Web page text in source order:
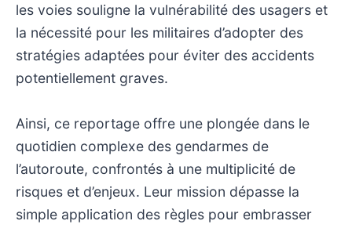
les voies souligne la vulnérabilité des usagers et
la nécessité pour les militaires d’adopter des
stratégies adaptées pour éviter des accidents
potentiellement graves.
Ainsi, ce reportage offre une plongée dans le
quotidien complexe des gendarmes de
l’autoroute, confrontés à une multiplicité de
risques et d’enjeux. Leur mission dépasse la
simple application des règles pour embrasser